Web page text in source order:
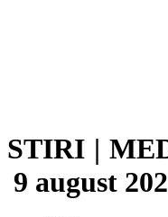
STIRI |
9 august